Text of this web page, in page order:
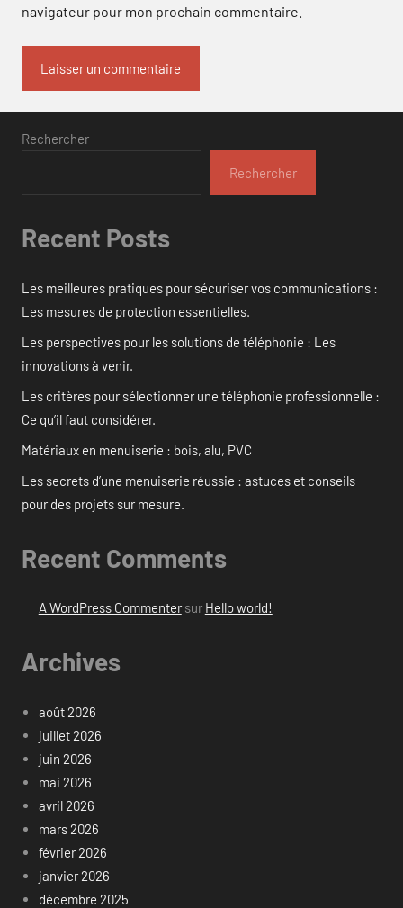
navigateur pour mon prochain commentaire.
Rechercher
Rechercher
Recent Posts
Les meilleures pratiques pour sécuriser vos communications :
Les mesures de protection essentielles.
Les perspectives pour les solutions de téléphonie : Les
innovations à venir.
Les critères pour sélectionner une téléphonie professionnelle :
Ce qu’il faut considérer.
Matériaux en menuiserie : bois, alu, PVC
Les secrets d’une menuiserie réussie : astuces et conseils
pour des projets sur mesure.
Recent Comments
A WordPress Commentersur Hello world!
Archives
août 2026
juillet 2026
juin 2026
mai 2026
avril 2026
mars 2026
février 2026
janvier 2026
décembre 2025